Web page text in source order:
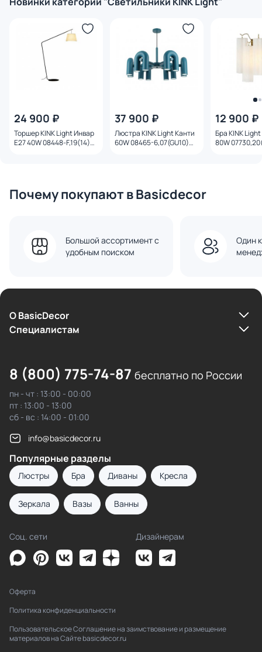
24 900 ₽
Торшер KINK Light Инвар
E27 40W 08448-F,19(14)
37 900 ₽
Люстра KINK Light Канти
60W 08465-6,07(GU10)
12 900 ₽
Бра KINK
80W
Почему покупают в Basicdecor
Большой ассортимент с
удобным поиском
Один
О BasicDecor
Cпециалистам
8 (800) 775-74-87 бесплатно по России
пн - чт : 13:00 - 00:00
пт : 13:00 - 13:00
сб - вс : 14:00 - 01:00
info@basicdecor.ru
Популярные разделы
Люстры Бра Диваны Кресла
Зеркала Вазы Ванны
Соц. сети Дизайнерам
Оферта
Политика конфиденциальности
Пользовательское Соглашение на заимствование и размещение
материалов на Сайте basicdecor.ru